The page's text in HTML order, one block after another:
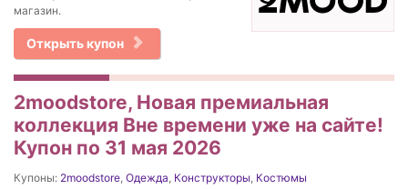
магазин.
Открыть купон
2moodstore, Новая премиальная
коллекция Вне времени уже на сайте!
Купон по 31 мая 2026
Купоны: 2moodstore, Одежда, Конструкторы, Костюмы